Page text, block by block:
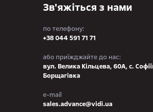
Зв'яжіться з нами
по телефону:
+38 044 591 71 71
або приїжджайте до нас:
вул. Велика Кільцева, 60А, с.
Борщагівка
e-mail
sales.advance@vidi.ua